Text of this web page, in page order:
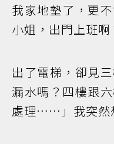
我家地墊了，更
小姐，出門上班啊
出了電梯，卻見
漏水嗎？四樓跟
處理……」我突然